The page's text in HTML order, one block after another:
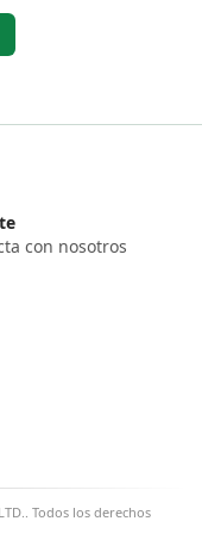
con nosotros
Todos los derechos